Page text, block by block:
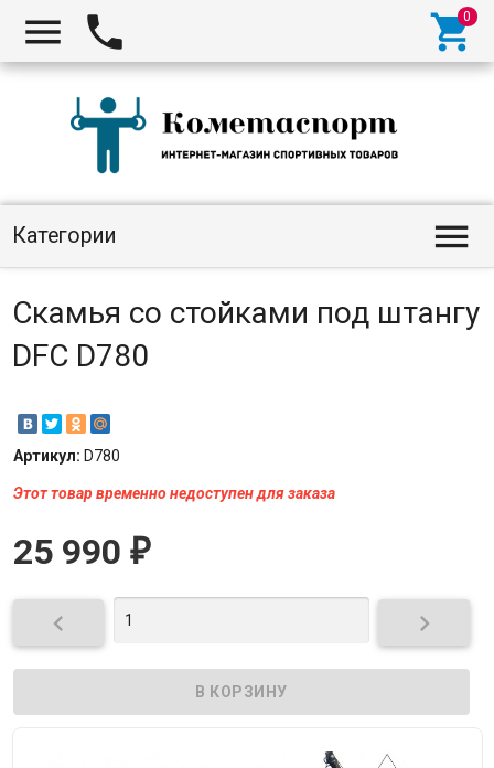
  
Категории 
Скамья со стойками под штангу
DFC D780
Артикул: D780
Этот товар временно недоступен для заказа
25 990 ₽
 